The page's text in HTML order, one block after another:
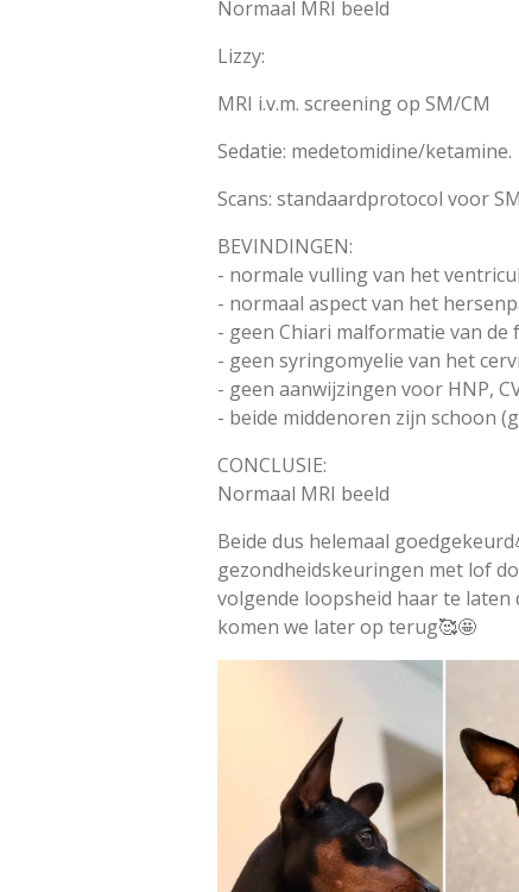
Normaal MRI beeld
Lizzy:
MRI i.v.m. screening op SM/CM
Sedatie: medetomidine/ketamine.
Scans: standaardprotocol voor
BEVINDINGEN:
- normale vulling van het
- normaal aspect van het
- geen Chiari malformatie van de
- geen syringomyelie van het
- geen aanwijzingen voor HNP,
- beide middenoren zijn schoon
CONCLUSIE:
Normaal MRI beeld
Beide dus helemaal
gezondheidskeuringen met lof
volgende loopsheid haar te
komen we later op terug🥰🤩